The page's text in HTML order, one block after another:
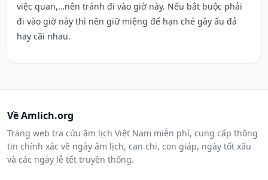
việc quan,…nên tránh đi vào giờ này. Nếu bắt buộc phải
đi vào giờ này thì nên giữ miệng để hạn ché gây ẩu đả
hay cãi nhau.
Về Amlich.org
Trang web tra cứu âm lịch Việt Nam miễn phí, cung cấp thông
tin chính xác về ngày âm lịch, can chi, con giáp, ngày tốt xấu
và các ngày lễ tết truyền thống.